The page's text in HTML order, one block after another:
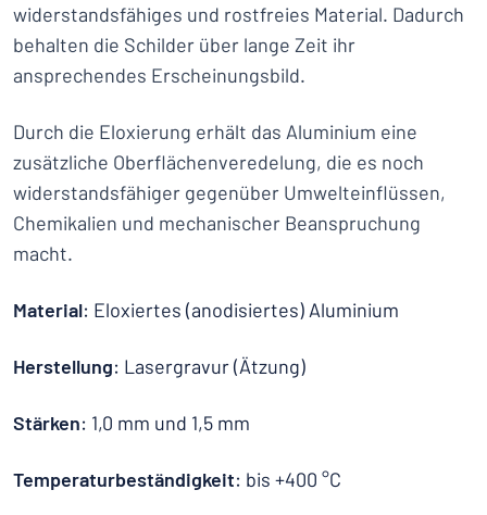
widerstandsfähiges und rostfreies Material. Dadurch
behalten die Schilder über lange Zeit ihr
ansprechendes Erscheinungsbild.
Durch die Eloxierung erhält das Aluminium eine
zusätzliche Oberflächenveredelung, die es noch
widerstandsfähiger gegenüber Umwelteinflüssen,
Chemikalien und mechanischer Beanspruchung
macht.
Material: Eloxiertes (anodisiertes) Aluminium
Herstellung: Lasergravur (Ätzung)
Stärken: 1,0 mm und 1,5 mm
Temperaturbeständigkeit: bis +400 °C